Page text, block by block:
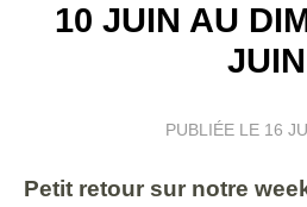
10 JUIN AU
JUIN
PUBLIÉE LE 16
Petit retour sur notre